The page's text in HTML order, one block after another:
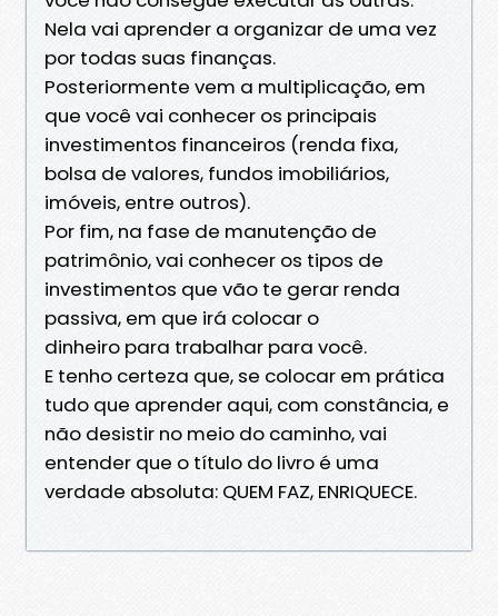
Nela vai aprender a organizar de uma vez
por todas suas finanças.
Posteriormente vem a multiplicação, em
que você vai conhecer os principais
investimentos financeiros (renda fixa,
bolsa de valores, fundos imobiliários,
imóveis, entre outros).
Por fim, na fase de manutenção de
patrimônio, vai conhecer os tipos de
investimentos que vão te gerar renda
passiva, em que irá colocar o
dinheiro para trabalhar para você.
E tenho certeza que, se colocar em prática
tudo que aprender aqui, com constância, e
não desistir no meio do caminho, vai
entender que o título do livro é uma
verdade absoluta: QUEM FAZ, ENRIQUECE.